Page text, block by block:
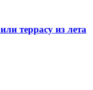
террасу из лета